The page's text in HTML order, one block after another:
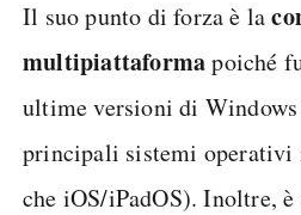
Il suo punto di forza è la
multipiattaformapoiché
ultime versioni di Windows
principali sistemi
che iOS/iPadOS). Inoltre,